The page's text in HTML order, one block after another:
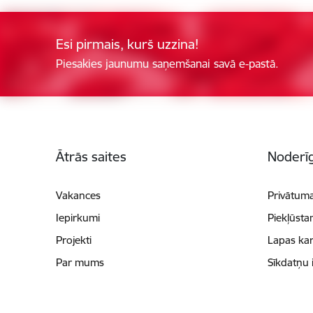
Esi pirmais, kurš uzzina!
Piesakies jaunumu saņemšanai savā e-pastā.
Ātrās saites
Vakances
Iepirkumi
Projekti
Par mums
Lapas
Sīkdatņu